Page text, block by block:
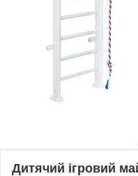
Дитячий ігровий